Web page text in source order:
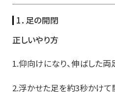
1．足の開閉
正しいやり方
1.仰向けになり、伸ばした
2.浮かせた足を約3秒かけて